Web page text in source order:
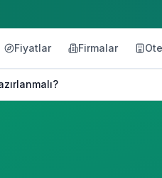
Fiyatlar Firmalar